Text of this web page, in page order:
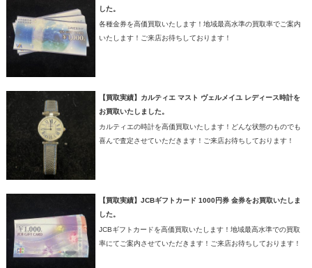
した。
各種金券を高価買取いたします！地域最高水準の買取率でご案内
いたします！ご来店お待ちしております！
【買取実績】カルティエ マスト ヴェルメイユ レディース時計を
お買取いたしました。
カルティエの時計を高価買取いたします！どんな状態のものでも
喜んで査定させていただきます！ご来店お待ちしております！
【買取実績】JCBギフトカード 1000円券 金券をお買取いたしま
した。
JCBギフトカードを高価買取いたします！地域最高水準での買取
率にてご案内させていただきます！ご来店お待ちしております！